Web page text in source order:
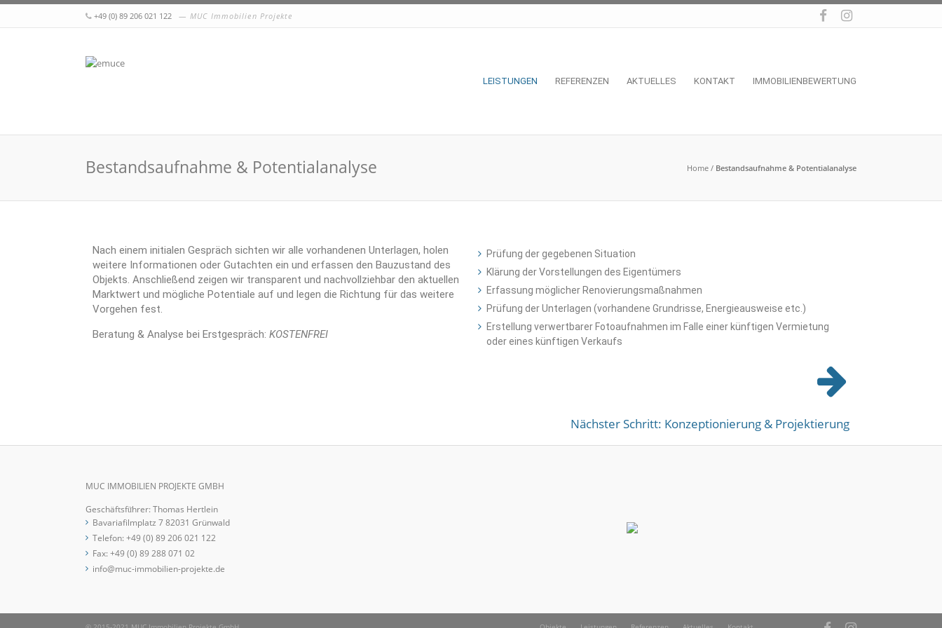
+49 (0) 89 206 021 122 MUC Immobilien Projekte
LEISTUNGEN REFERENZEN AKTUELLES KONTAKT IMMOBILIENBEWERTUNG
Bestandsaufnahme & Potentialanalyse Home / Bestandsaufnahme & Potentialanalyse
Nach einem initialen Gespräch sichten wir alle vorhandenen Unterlagen, holen
weitere Informationen oder Gutachten ein und erfassen den Bauzustand des
Objekts. Anschließend zeigen wir transparent und nachvollziehbar den aktuellen
Marktwert und mögliche Potentiale auf und legen die Richtung für das weitere
Vorgehen fest.
Beratung & Analyse bei Erstgespräch: KOSTENFREI
Prüfung der gegebenen Situation
Klärung der Vorstellungen des Eigentümers
Erfassung möglicher Renovierungsmaßnahmen
Prüfung der Unterlagen (vorhandene Grundrisse, Energieausweise etc.)
Erstellung verwertbarer Fotoaufnahmen im Falle einer künftigen Vermietung
oder eines künftigen Verkaufs
Nächster Schritt: Konzeptionierung & Projektierung
MUC IMMOBILIEN PROJEKTE GMBH
Geschäftsfü̈hrer: Thomas Hertlein
Bavariafilmplatz 7 82031 Grünwald
Telefon: +49 (0) 89 206 021 122
Fax: +49 (0) 89 288 071 02
info@muc-immobilien-projekte.de